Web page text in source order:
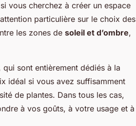
vous cherchez à créer un espace
particulière sur le choix des
les zones de soleil et d’ombre,
sont entièrement dédiés à la
idéal si vous avez suffisamment
de plantes. Dans tous les cas,
à vos goûts, à votre usage et à